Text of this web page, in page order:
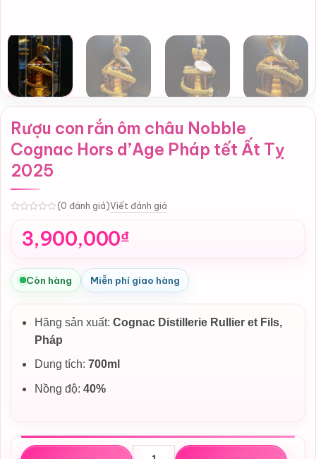
Rượu con rắn ôm châu Nobble
Cognac Hors d’Age Pháp tết Ất Tỵ
2025
(0 đánh giá)Viết đánh giá
3,900,000₫
Còn hàng Miễn phí giao hàng
Hãng sản xuất: Cognac Distillerie Rullier et Fils,
Pháp
Dung tích: 700ml
Nồng độ: 40%
Rượu con rắn ôm châu Nobble Cognac Hors d’Age Pháp